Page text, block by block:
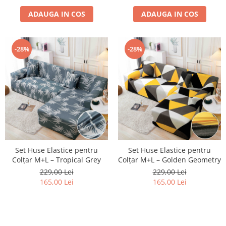
ADAUGA IN COS ADAUGA IN COS
-28%
Set Huse Elastice pentru
Colțar M+L – Tropical Grey
229,00 Lei
165,00 Lei
-28%
Set Huse Elastice pentru
Colțar M+L – Golden Geometry
229,00 Lei
165,00 Lei